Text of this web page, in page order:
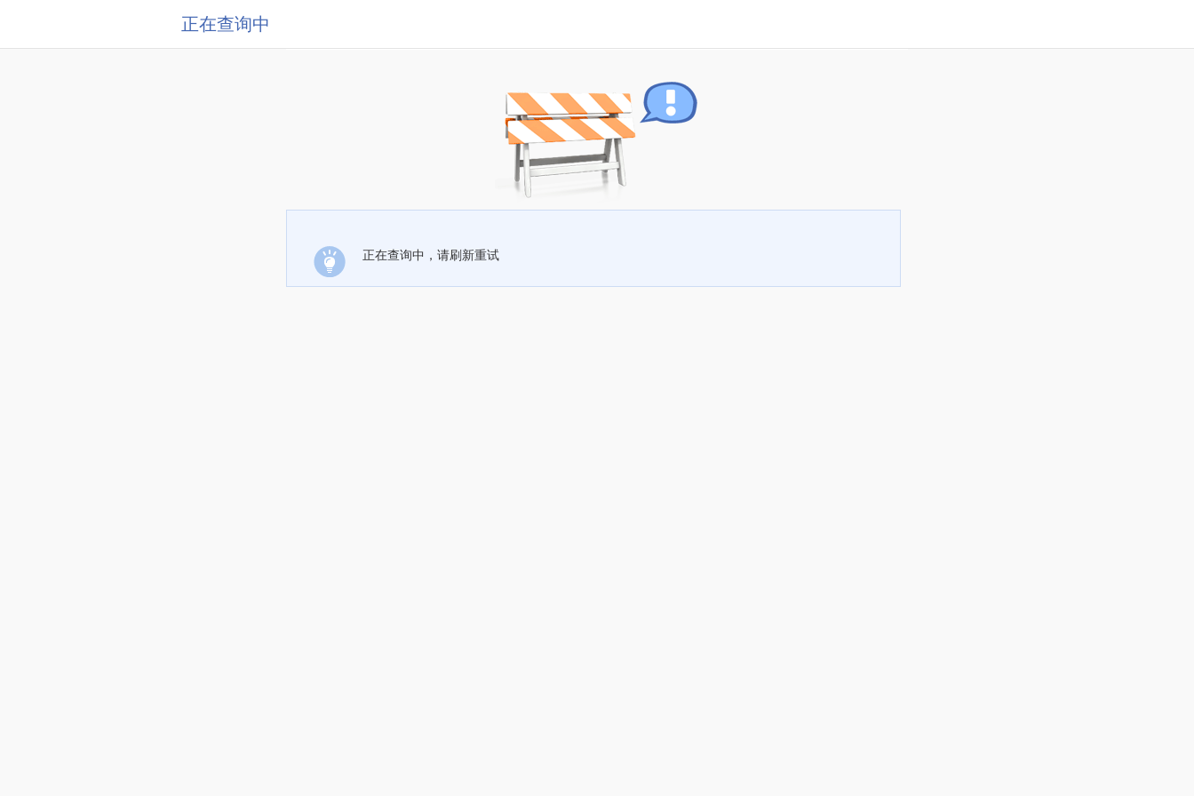
正在查询中
正在查询中，请刷新重试